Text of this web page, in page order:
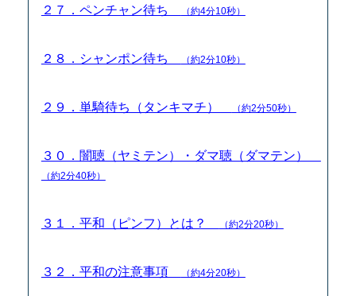
２７．ペンチャン待ち （約4分10秒）
２８．シャンポン待ち （約2分10秒）
２９．単騎待ち（タンキマチ） （約2分50秒）
３０．闇聴（ヤミテン）・ダマ聴（ダマテン）
（約2分40秒）
３１．平和（ピンフ）とは？ （約2分20秒）
３２．平和の注意事項 （約4分20秒）